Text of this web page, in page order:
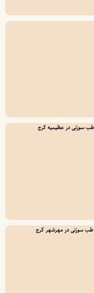
سوزنی در عظیمیه کرج
سوزنی در مهرشهر کرج